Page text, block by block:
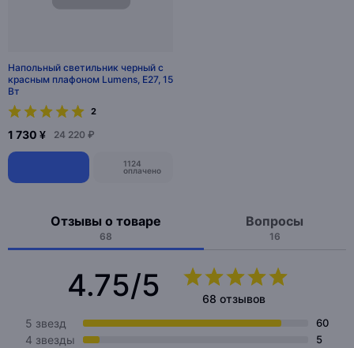
Напольный светильник черный с
красным плафоном Lumens, E27, 15
Вт
2
1 730 ¥ 24 220 ₽
1124
оплачено
Отзывы о товаре
68
Вопросы
16
4.75/5
68 отзывов
5 звезд
60
4 звезды 5